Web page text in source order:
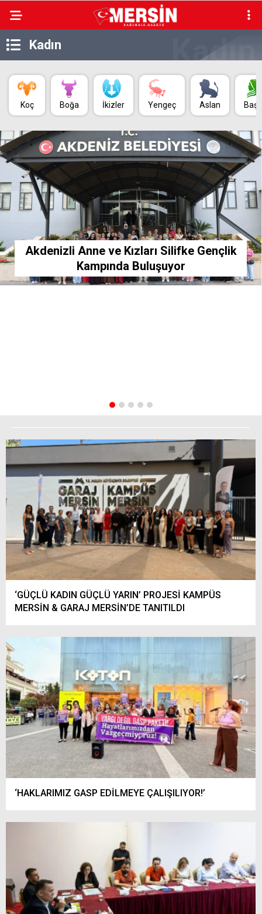
Kadın
Koç Boğa İkizler Yengeç Aslan
Akdenizli Anne ve Kızları Silifke Gençlik
Kampında Buluşuyor
‘GÜÇLÜ KADIN GÜÇLÜ YARIN’ PROJESİ KAMPÜS
MERSİN & GARAJ MERSİN’DE TANITILDI
‘HAKLARIMIZ GASP EDİLMEYE ÇALIŞILIYOR!’